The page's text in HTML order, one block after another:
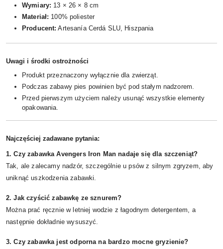
Wymiary: 13 × 26 × 8 cm
Materiał: 100% poliester
Producent: Artesanía Cerdá SLU, Hiszpania
Uwagi i środki ostrożności
Produkt przeznaczony wyłącznie dla zwierząt.
Podczas zabawy pies powinien być pod stałym nadzorem.
Przed pierwszym użyciem należy usunąć wszystkie elementy
opakowania.
Najczęściej zadawane pytania:
1. Czy zabawka Avengers Iron Man nadaje się dla szczeniąt?
Tak, ale zalecamy nadzór, szczególnie u psów z silnym zgryzem, aby
uniknąć uszkodzenia zabawki.
2. Jak czyścić zabawkę ze sznurem?
Można prać ręcznie w letniej wodzie z łagodnym detergentem, a
następnie dokładnie wysuszyć.
3. Czy zabawka jest odporna na bardzo mocne gryzienie?